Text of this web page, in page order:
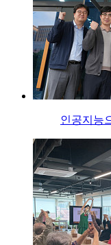
인공지능